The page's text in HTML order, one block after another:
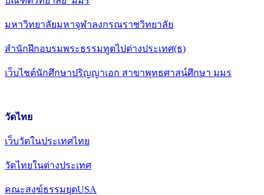
มหาวิทยาลัยมหาจุฬาลงกรณราชวิทยาลัย
สำนักฝึกอบรมพระธรรมทูตไปต่างประเทศ(ธ)
เว็บไชต์นักศึกษาปริญญาเอก สาขาพุทธศาสน์ศึกษา มมร
วัดไทย
เว็บวัดในประเทศไทย
วัดไทยในต่างประเทศ
คณะสงฆ์ธรรมยุตUSA